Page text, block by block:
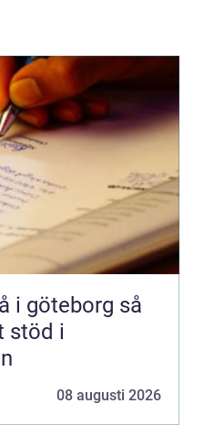
göteborg så
stöd i
08 augusti 2026